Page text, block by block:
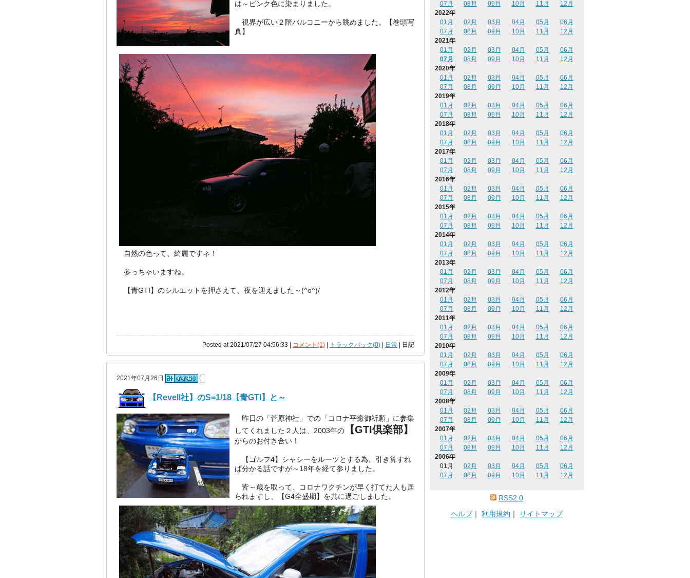
は～ピンク色に染まりました。
視界が広い２階バルコニーから眺めました。【巻頭写
真】
自然の色って、綺麗ですネ！
参っちゃいますね。
【青GTI】のシルエットを押さえて、夜を迎えました～(^o^)/
Posted at 2021/07/27 04:56:33 | コメント(1) トラックバック(0) 日常 | 日記
2021年07月26日
【Revell社】のS=1/18【青GTI】と～
昨日の「菅原神社」での「コロナ平癒御祈願」に参集
してくれました２人は、2003年の
【GTI倶楽部】
からのお付き合い！
【ゴルフ4】シャシーをルーツとする為、引き算すれ
ば分かる話ですが～18年を経て参りました。
皆～歳を取って、コロナワクチンが早く打てた人も居
られますし、【G4全盛期】を共に過ごしました。
07月
08月 09月 10月 11月
12月
2022年
01月
02月 03月 04月 05月
06月
07月
08月 09月 10月 11月
12月
2021年
01月
02月 03月 04月 05月
06月
07月
08月 09月 10月 11月
12月
2020年
01月
02月 03月 04月 05月
06月
07月
08月 09月 10月 11月
12月
2019年
01月
02月 03月 04月 05月
06月
07月
08月 09月 10月 11月
12月
2018年
01月
02月 03月 04月 05月
06月
07月
08月 09月 10月 11月
12月
2017年
01月
02月 03月 04月 05月
06月
07月
08月 09月 10月 11月
12月
2016年
01月
02月 03月 04月 05月
06月
07月
08月 09月 10月 11月
12月
2015年
01月
02月 03月 04月 05月
06月
07月
08月 09月 10月 11月
12月
2014年
01月
02月 03月 04月 05月
06月
07月
08月 09月 10月 11月
12月
2013年
01月
02月 03月 04月 05月
06月
07月
08月 09月 10月 11月
12月
2012年
01月
02月 03月 04月 05月
06月
07月
08月 09月 10月 11月
12月
2011年
01月
02月 03月 04月 05月
06月
07月
08月 09月 10月 11月
12月
2010年
01月
02月 03月 04月 05月
06月
07月
08月 09月 10月 11月
12月
2009年
01月
02月 03月 04月 05月
06月
07月
08月 09月 10月 11月
12月
2008年
01月
02月 03月 04月 05月
06月
07月
08月 09月 10月 11月
12月
2007年
01月
02月 03月 04月 05月
06月
07月
08月 09月 10月 11月
12月
2006年
01月
02月 03月 04月 05月
06月
07月
08月 09月 10月 11月 12月
RSS2.0
ヘルプ｜ 利用規約 ｜ サイトマップ